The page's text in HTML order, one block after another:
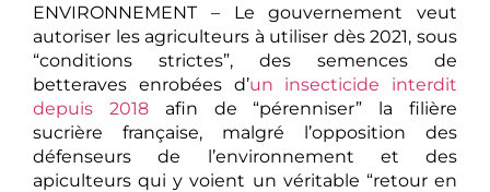
ENVIRONNEMENT – Le gouvernement veut
autoriser les agriculteurs à utiliser dès 2021, sous
“conditions strictes”, des semences de
betteraves enrobées d’un insecticide interdit
depuis 2018afin de “pérenniser” la filière
sucrière française, malgré l’opposition des
défenseurs de l’environnement et des
apiculteurs qui y voient un véritable “retour en